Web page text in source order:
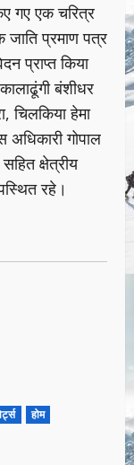
गए एक चरित्र
जाति प्रमाण पत्र
प्राप्त किया
बंशीधर
चिलकिया हेमा
अधिकारी गोपाल
क्षेत्रीय
रहे।
होम